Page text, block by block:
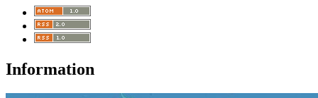
Information